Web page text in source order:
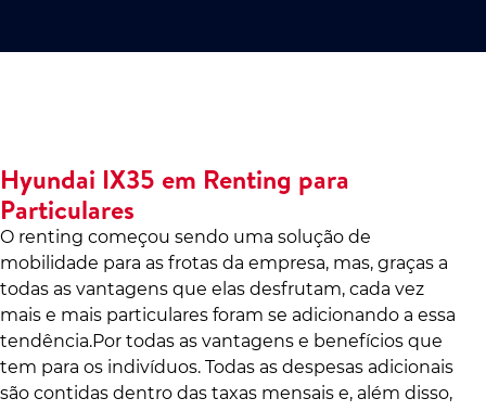
Hyundai IX35 em Renting para
Particulares
O renting começou sendo uma solução de
mobilidade para as frotas da empresa, mas, graças a
todas as vantagens que elas desfrutam, cada vez
mais e mais particulares foram se adicionando a essa
tendência.Por todas as vantagens e benefícios que
tem para os indivíduos. Todas as despesas adicionais
são contidas dentro das taxas mensais e, além disso,